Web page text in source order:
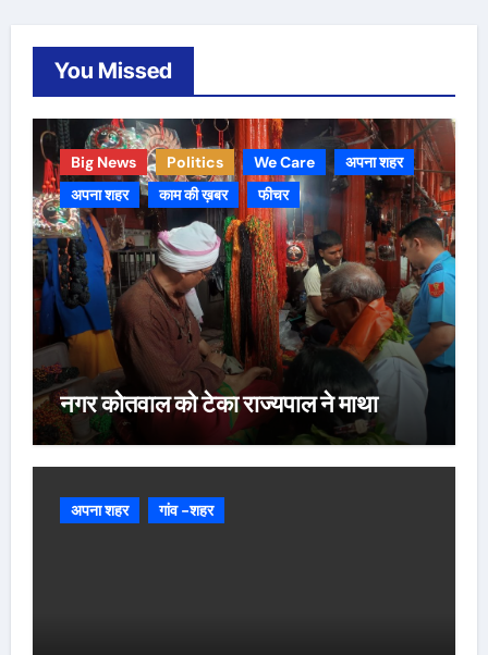
You Missed
Big News Politics We Care
अपना शहर
अपना शहर
काम की ख़बर फीचर
नगर कोतवाल को टेका राज्यपाल ने माथा
अपना शहर गांव -शहर